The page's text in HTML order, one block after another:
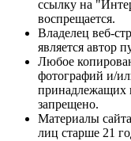
ссылку на
воспрещается.
Владелец веб-
является автор
Любое
фотографий и/
принадлежащих
запрещено.
Материалы
лиц старше 21